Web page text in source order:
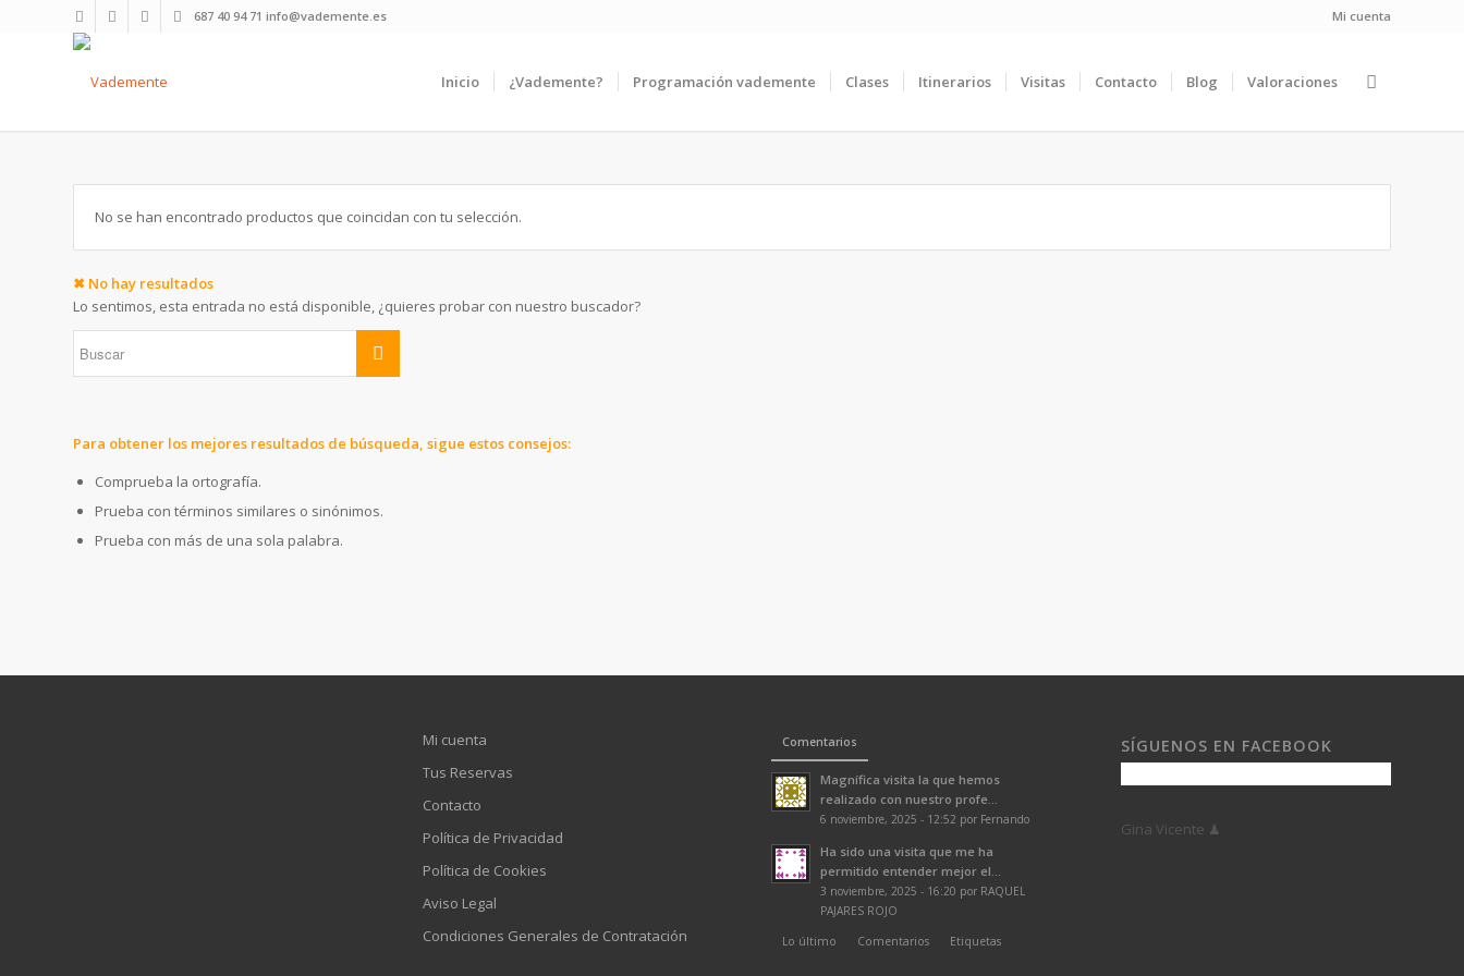
Mi cuenta
687 40 94 71 info@vademente.es
Inicio ¿Vademente? Programación vademente Clases Itinerarios Visitas Contacto Blog Valoraciones
No se han encontrado productos que coincidan con tu selección.
✖ No hay resultados
Lo sentimos, esta entrada no está disponible, ¿quieres probar con nuestro buscador?
Para obtener los mejores resultados de búsqueda, sigue estos consejos:
Comprueba la ortografía.
Prueba con términos similares o sinónimos.
Prueba con más de una sola palabra.
Mi cuenta
Tus Reservas
Contacto
Política de Privacidad
Política de Cookies
Aviso Legal
Condiciones Generales de Contratación
Comentarios
Magnífica visita la que hemos
realizado con nuestro profe...
6 noviembre, 2025 - 12:52 por Fernando
Ha sido una visita que me ha
permitido entender mejor el...
3 noviembre, 2025 - 16:20 por RAQUEL
PAJARES ROJO
Lo último
Comentarios Etiquetas
SÍGUENOS EN FACEBOOK
Gina Vicente ♟